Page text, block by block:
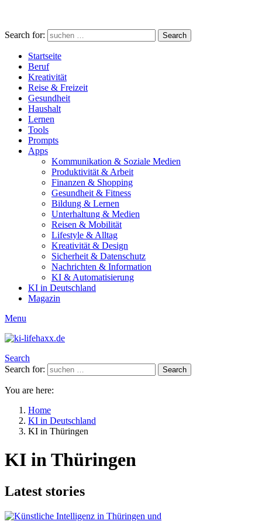
Search for: Search
Startseite
Beruf
Kreativität
Reise & Freizeit
Gesundheit
Haushalt
Lernen
Tools
Prompts
Apps
Kommunikation & Soziale Medien
Produktivität & Arbeit
Finanzen & Shopping
Gesundheit & Fitness
Bildung & Lernen
Unterhaltung & Medien
Reisen & Mobilität
Lifestyle & Alltag
Kreativität & Design
Sicherheit & Datenschutz
Nachrichten & Information
KI & Automatisierung
KI in Deutschland
Magazin
Menu
Search
Search for:
Search
You are here:
Home
KI in Deutschland
KI in Thüringen
KI in Thüringen
Latest stories